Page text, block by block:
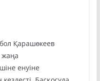
Қарашөкеев
жаңа
енуіне